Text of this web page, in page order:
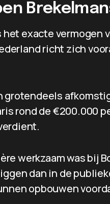
exacte vermogen
richt zich
grotendeels
rond de €200.000
werkzaam was bij
dan in de
opbouwen